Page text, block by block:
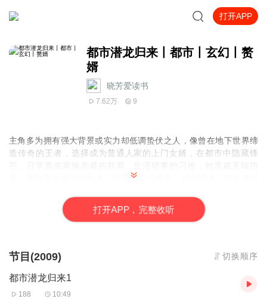
打开APP
都市潜龙归来丨都市丨玄幻丨赘
婿
晓芳爱读书
7.62万 9
主角多为拥有强大背景或实力却低调蛰伏之人，像曾在地下世界缔
造传奇的王者，选择成为普通人家的上门女婿，在都市中隐藏锋
责、家族聚会被边缘化等。但凭借非凡身手、过人智谋，在关键时
打开APP，完整收听
节目(2009) 切换顺序
都市潜龙归来1
188 10:49